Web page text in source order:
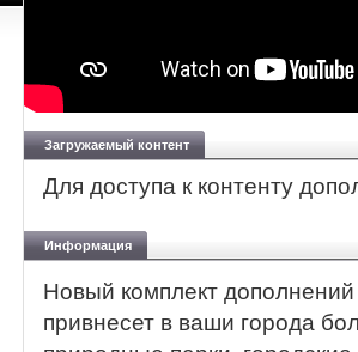
Загружаемый контент
Для доступа к контенту
Информация
Новый комплект
привнесет в ваши города